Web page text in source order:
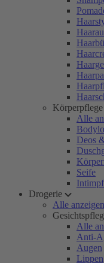
Körperpflege
Alle
Deos
Seife
Drogerie
Alle anzeigen
Alle
Anti-
Augen
Lippen